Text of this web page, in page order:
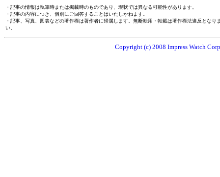
・記事の情報は執筆時または掲載時のものであり、現状では異なる可能性があります。
・記事の内容につき、個別にご回答することはいたしかねます。
・記事、写真、図表などの著作権は著作者に帰属します。無断転用・転載は著作権法違反とな
い。
Copyright (c) 2008 Impress Watch